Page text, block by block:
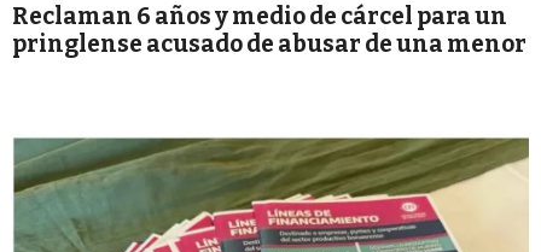
Reclaman 6 años y medio de cárcel para un
pringlense acusado de abusar de una menor